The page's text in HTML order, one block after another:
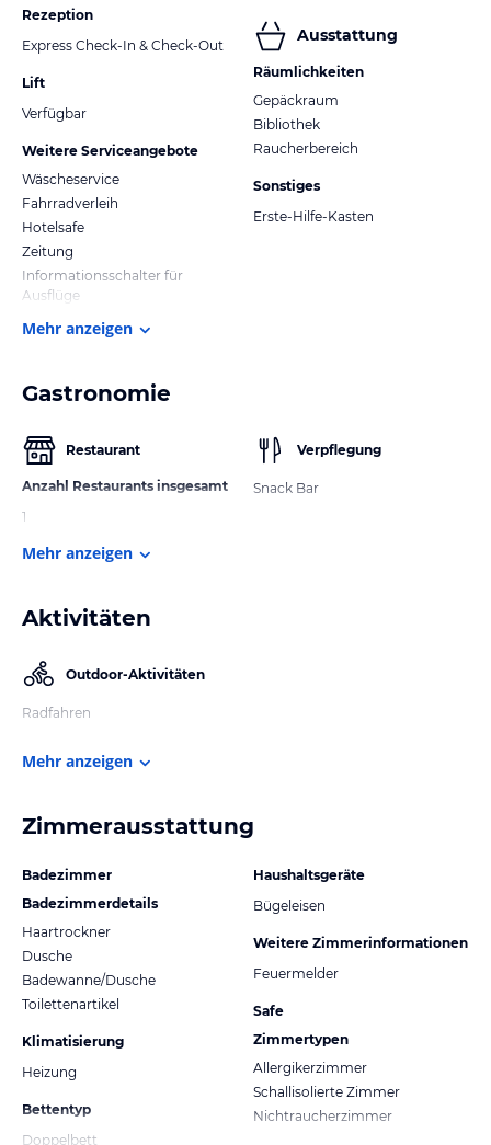
Rezeption
Express Check-In & Check-Out
Lift
Verfügbar
Weitere Serviceangebote
Wäscheservice
Fahrradverleih
Hotelsafe
Zeitung
Informationsschalter für
Ausflüge
Ausstattung
Räumlichkeiten
Gepäckraum
Bibliothek
Raucherbereich
Sonstiges
Erste-Hilfe-Kasten
Mehr anzeigen
Gastronomie
Restaurant
Anzahl Restaurants insgesamt
1
Verpflegung
Snack Bar
Mehr anzeigen
Aktivitäten
Outdoor-Aktivitäten
Radfahren
Mehr anzeigen
Zimmerausstattung
Badezimmer
Badezimmerdetails
Haartrockner
Dusche
Badewanne/Dusche
Toilettenartikel
Klimatisierung
Heizung
Bettentyp
Doppelbett
Haushaltsgeräte
Bügeleisen
Weitere Zimmerinformationen
Feuermelder
Safe
Zimmertypen
Allergikerzimmer
Schallisolierte Zimmer
Nichtraucherzimmer